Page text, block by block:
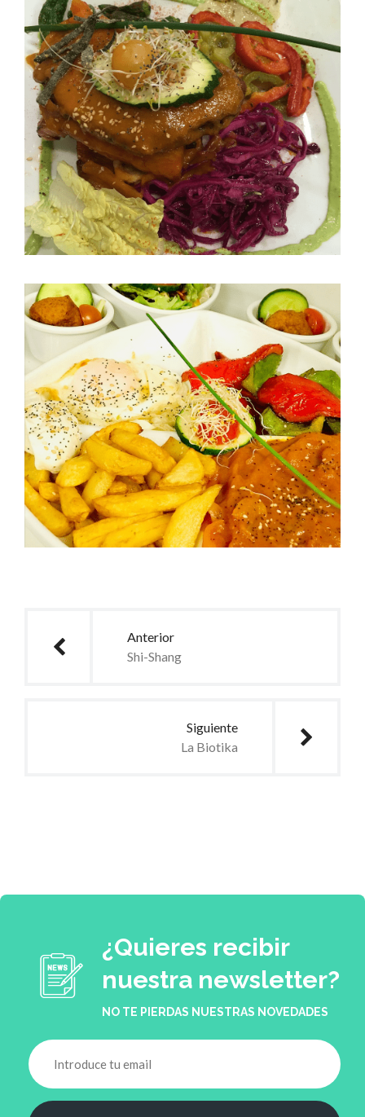
Anterior
Shi-Shang
Siguiente
La Biotika
¿Quieres recibir
nuestra newsletter?
NO TE PIERDAS NUESTRAS NOVEDADES